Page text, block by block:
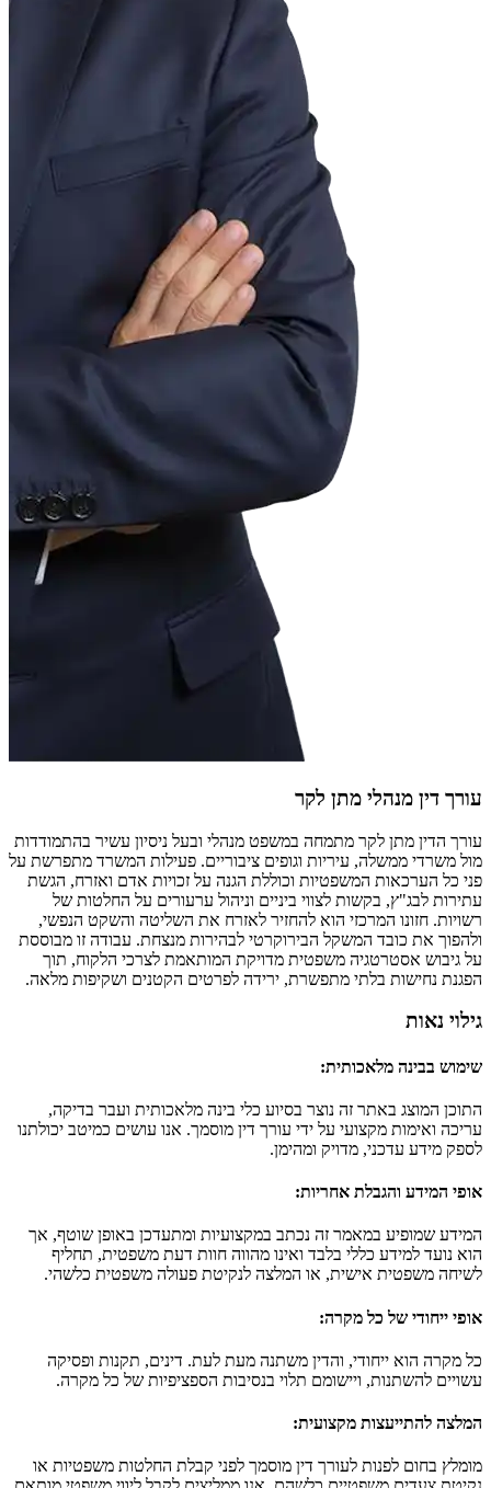
עורך דין מנהלי מתן לקר
עורך הדין מתן לקר מתמחה במשפט מנהלי ובעל ניסיון עשיר בהתמודדות
מול משרדי ממשלה, עיריות וגופים ציבוריים. פעילות המשרד מתפרשת על
פני כל הערכאות המשפטיות וכוללת הגנה על זכויות אדם ואזרח, הגשת
עתירות לבג"ץ, בקשות לצווי ביניים וניהול ערעורים על החלטות של
רשויות. חזונו המרכזי הוא להחזיר לאזרח את השליטה והשקט הנפשי,
ולהפוך את כובד המשקל הבירוקרטי לבהירות מנצחת. עבודה זו מבוססת
על גיבוש אסטרטגיה משפטית מדויקת המותאמת לצרכי הלקוח, תוך
הפגנת נחישות בלתי מתפשרת, ירידה לפרטים הקטנים ושקיפות מלאה.
גילוי נאות
שימוש בבינה מלאכותית:
התוכן המוצג באתר זה נוצר בסיוע כלי בינה מלאכותית ועבר בדיקה,
עריכה ואימות מקצועי על ידי עורך דין מוסמך. אנו עושים כמיטב יכולתנו
לספק מידע עדכני, מדויק ומהימן.
אופי המידע והגבלת אחריות:
המידע שמופיע במאמר זה נכתב במקצועיות ומתעדכן באופן שוטף, אך
הוא נועד למידע כללי בלבד ואינו מהווה חוות דעת משפטית, תחליף
לשיחה משפטית אישית, או המלצה לנקיטת פעולה משפטית כלשהי.
אופי ייחודי של כל מקרה:
כל מקרה הוא ייחודי, והדין משתנה מעת לעת. דינים, תקנות ופסיקה
עשויים להשתנות, ויישומם תלוי בנסיבות הספציפיות של כל מקרה.
המלצה להתייעצות מקצועית:
מומלץ בחום לפנות לעורך דין מוסמך לפני קבלת החלטות משפטיות או